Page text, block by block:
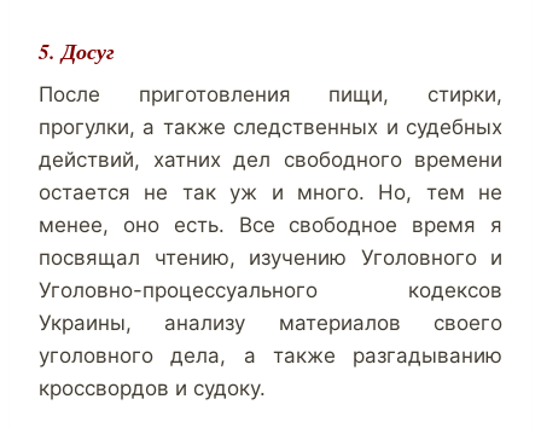
5. Досуг
После приготовления пищи, стирки,
прогулки, а также следственных и судебных
действий, хатних дел свободного времени
остается не так уж и много. Но, тем не
менее, оно есть. Все свободное время я
посвящал чтению, изучению Уголовного и
Уголовно-процессуального кодексов
Украины, анализу материалов своего
уголовного дела, а также разгадыванию
кроссвордов и судоку.